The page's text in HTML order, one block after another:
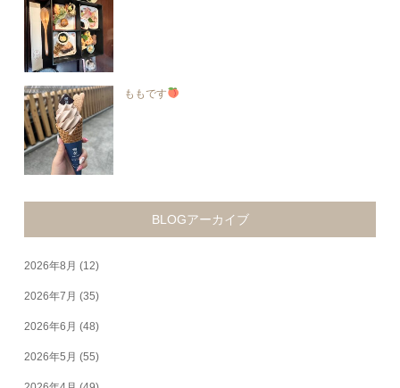
ももです
BLOGアーカイブ
2026年8月 (12)
2026年7月 (35)
2026年6月 (48)
2026年5月 (55)